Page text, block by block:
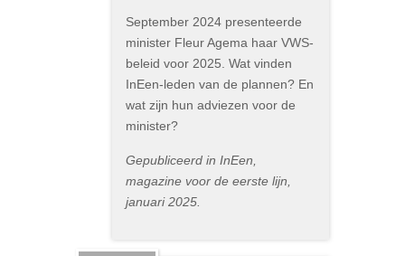
September 2024 presenteerde
minister Fleur Agema haar VWS-
beleid voor 2025. Wat vinden
InEen-leden van de plannen? En
wat zijn hun adviezen voor de
minister?
Gepubliceerd in InEen,
magazine voor de eerste lijn,
januari 2025.